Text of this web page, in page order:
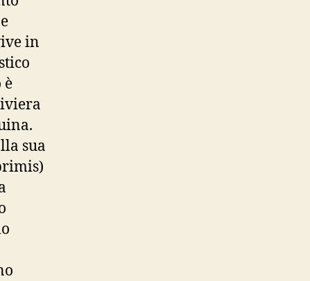
in
è
sua